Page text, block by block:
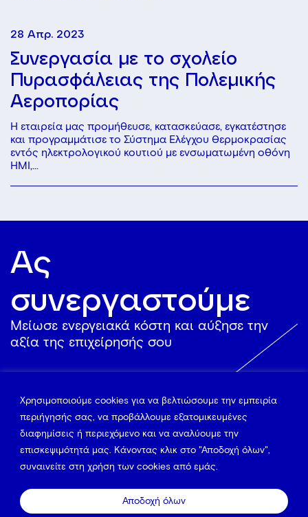
Χρησιμοποιούμε cookies για να βελτιώσουμε την εμπειρία
περιήγησής σας, να προβάλλουμε εξατομικευμένες
διαφημίσεις ή περιεχόμενο και να αναλύουμε την
επισκεψιμότητά μας. Κάνοντας κλικ στο "Αποδοχή όλων",
συναινείτε στη χρήση των cookies από εμάς.
Αποδοχή όλων
28 Απρ. 2023
Συνεργασία με το σχολείο
Πυρασφάλειας της Πολεμικής
Αεροπορίας
Η εταιρεία μας προμήθευσε, κατασκεύασε, εγκατέστησε
και προγραμμάτισε το Σύστημα Ελέγχου Θερμοκρασίας
εντός ηλεκτρολογικού κουτιού με ενσωματωμένη οθόνη
HMI,...
Ας
συνεργαστούμε
Mείωσε ενεργειακά κόστη και αύξησε την
αξία της επιχείρησής σου
Δες πως